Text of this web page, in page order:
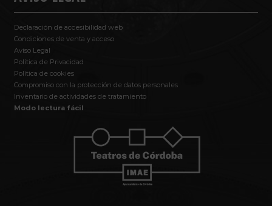
Declaración de accesibilidad web
Condiciones de venta y acceso
Aviso Legal
Política de Privacidad
Política de cookies
Compromiso con la protección de datos personales
Inventario de actividades de tratamiento
Modo lectura fácil